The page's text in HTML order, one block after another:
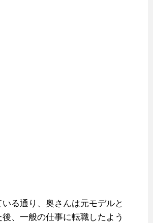
いる通り、奥さんは元モデルと
後、一般の仕事に転職したよう